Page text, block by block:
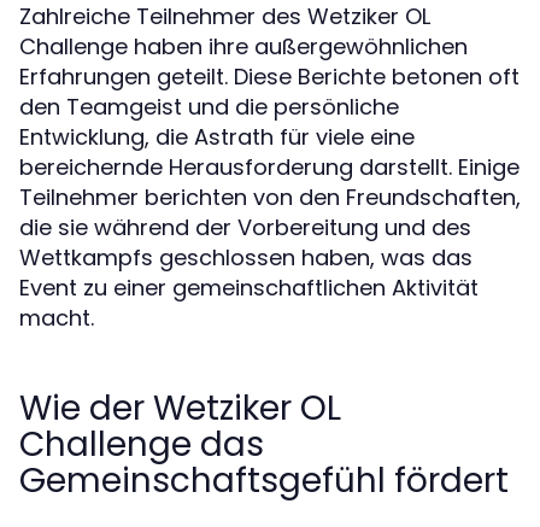
Zahlreiche Teilnehmer des Wetziker OL
Challenge haben ihre außergewöhnlichen
Erfahrungen geteilt. Diese Berichte betonen oft
den Teamgeist und die persönliche
Entwicklung, die Astrath für viele eine
bereichernde Herausforderung darstellt. Einige
Teilnehmer berichten von den Freundschaften,
die sie während der Vorbereitung und des
Wettkampfs geschlossen haben, was das
Event zu einer gemeinschaftlichen Aktivität
macht.
Wie der Wetziker OL
Challenge das
Gemeinschaftsgefühl fördert